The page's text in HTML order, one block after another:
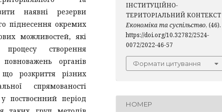
наявні резерви
піднесення окремих
можливостей, які
створення
органів
що розкриття різних
спрямованості
поствоєнний період
ІНСТИТУЦІЙНО-
ТЕРИТОРІАЛЬНИЙ КОНТЕКСТ
Економіка та суспільство, (46).
https://doi.org/10.32782/2524-
0072/2022-46-57
Формати цитування
НОМЕР